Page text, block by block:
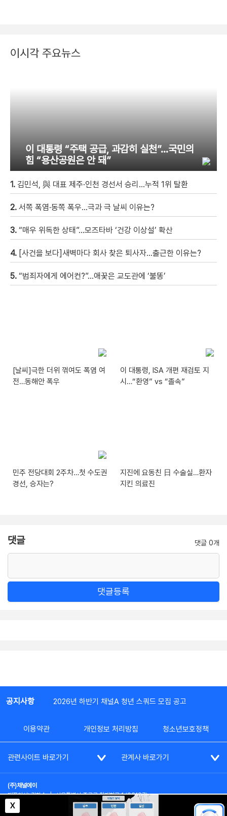
이시각 주요뉴스
이 대통령 “주택 공급, 과감히 실천”…국민의
힘 “용산공원은 안 돼”
1. 김민석, 與 대표 제주·인천 경선서 승리…누적 1위 탈환
2. 서쪽 폭염·동쪽 폭우…극과 극 날씨 이유는?
3. “매우 위독한 상태”…모즈타바 ‘건강 이상설’ 확산
4. [사건을 보다]새벽마다 회사 찾은 퇴사자…출근한 이유는?
5. “범죄자에게 에어컨?”…애꿎은 교도관에 ‘불똥’
[날씨]극한 더위 꺾여도 폭염 여
전…동해안 폭우
이 대통령, ISA 개편 재검토 지
시…“환영” vs “졸속”
민주 전당대회 2주차…첫 수도권
경선, 승자는?
지진에 요동친 日 수술실…환자
지킨 의료진
댓글 댓글 0개
댓글등록
X
공지사항 2026년 하반기 채널A 청년 스쿼드 모집 공고
이용약관 개인정보 처리방침 청소년보호정책
관련사이트 바로가기 관계사 바로가기
(주)채널에이
대표이사: 김차수 | 서울특별시 종로구 청계천로 1 (03187)
부가통신사업신고: 022357호 | 사업자등록번호: 101-86-62787
대표전화: (02)2020-3114
시청자상담실: (02)2020-3100